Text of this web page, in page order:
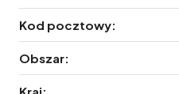
Kod pocztowy:
Obszar: